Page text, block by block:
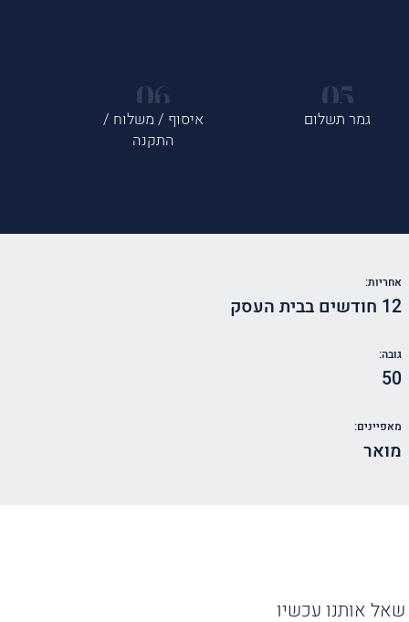
גמר תשלום
איסוף / משלוח /
התקנה
אחריות:
12 חודשים בבית העסק
גובה:
50
מאפיינים:
מואר
שאל אותנו עכשיו